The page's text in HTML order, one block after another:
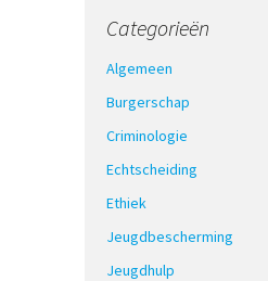
Categorieën
Algemeen
Burgerschap
Criminologie
Echtscheiding
Ethiek
Jeugdbescherming
Jeugdhulp